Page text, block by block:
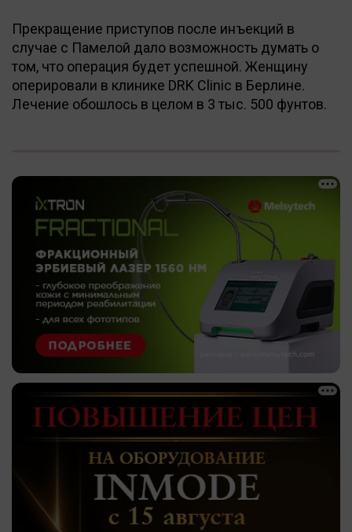
Прекращение приступов после инъекций в
случае с Памелой дало возможность думать о
том, что операция будет успешной. Женщину
оперировали в клинике DRK Clinic в Берлине.
Лечение обошлось в целом в 3 тыс. 500 фунтов.